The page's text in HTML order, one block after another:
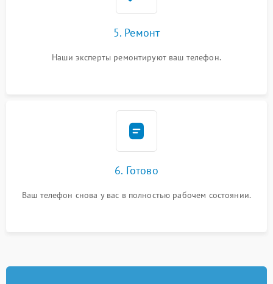
5. Ремонт
Наши эксперты ремонтируют ваш телефон.
6. Готово
Ваш телефон снова у вас в полностью рабочем состоянии.